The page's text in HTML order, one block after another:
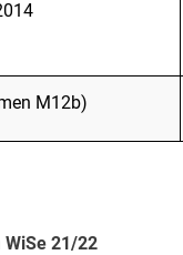
M12b)
21/22